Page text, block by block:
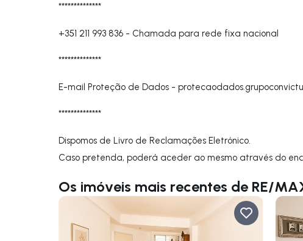
**************
+351 211 993 836 - Chamada para rede fixa nacional
**************
E-mail Proteção de Dados -
**************
Dispomos de Livro de Reclamações Eletrónico.
Caso pretenda, poderá aceder ao mesmo através do
Os imóveis mais recentes de RE/